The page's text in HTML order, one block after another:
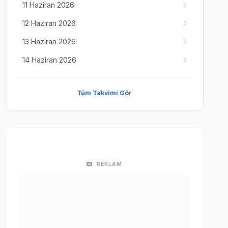
11 Haziran 2026
12 Haziran 2026
13 Haziran 2026
14 Haziran 2026
Tüm Takvimi Gör
REKLAM